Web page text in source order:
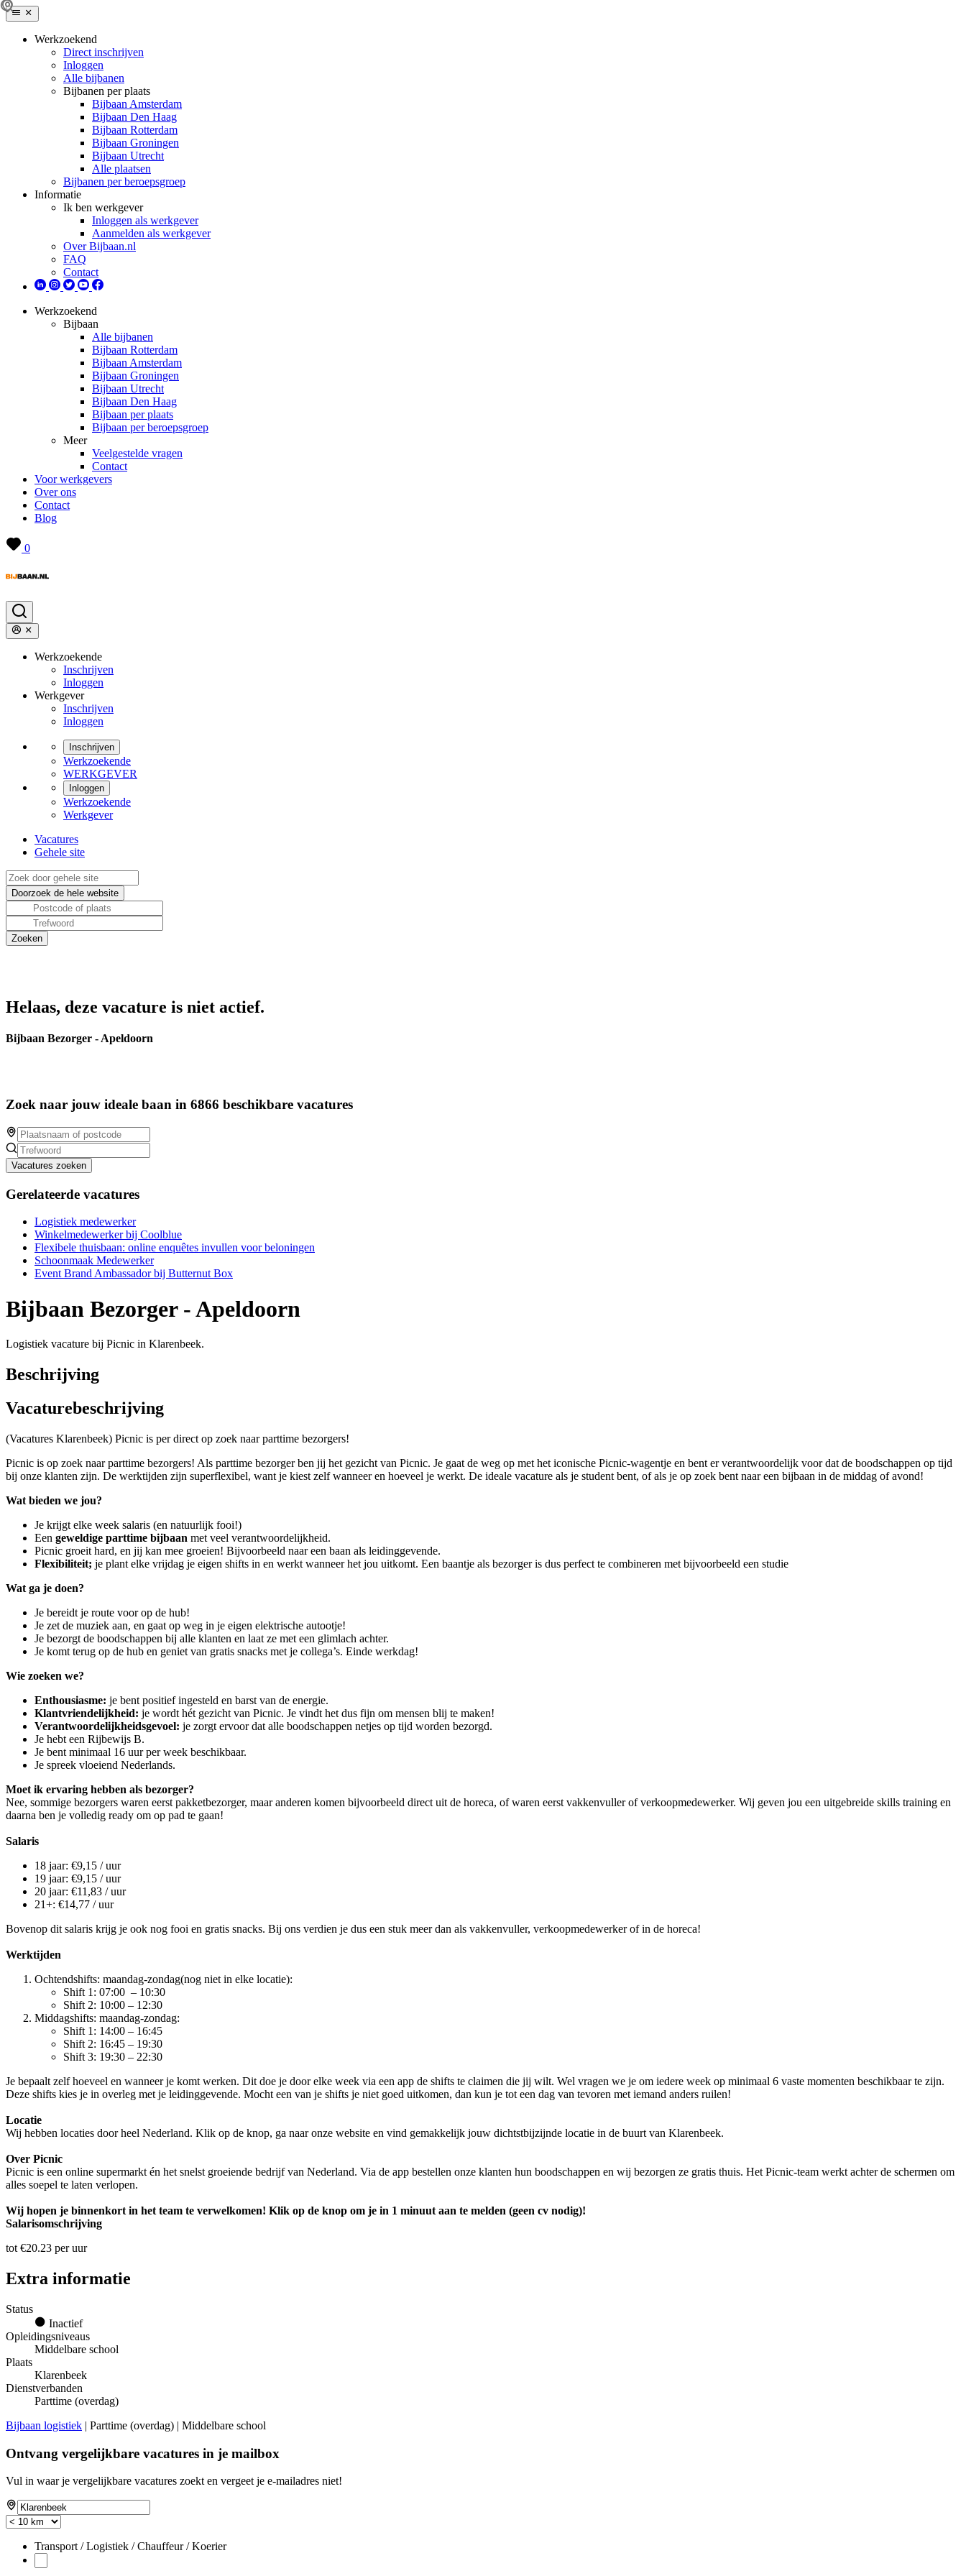
Werkzoekend
Direct inschrijven
Inloggen
Alle bijbanen
Bijbanen per plaats
Bijbaan Amsterdam
Bijbaan Den Haag
Bijbaan Rotterdam
Bijbaan Groningen
Bijbaan Utrecht
Alle plaatsen
Bijbanen per beroepsgroep
Informatie
Ik ben werkgever
Inloggen als werkgever
Aanmelden als werkgever
Over Bijbaan.nl
FAQ
Contact
Werkzoekend
Bijbaan
Alle bijbanen
Bijbaan Rotterdam
Bijbaan Amsterdam
Bijbaan Groningen
Bijbaan Utrecht
Bijbaan Den Haag
Bijbaan per plaats
Bijbaan per beroepsgroep
Meer
Veelgestelde vragen
Contact
Voor werkgevers
Over ons
Contact
Blog
0
Werkzoekende
Inschrijven
Inloggen
Werkgever
Inschrijven
Inloggen
Inschrijven
Werkzoekende
WERKGEVER
Inloggen
Werkzoekende
Werkgever
Vacatures
Gehele site
Helaas, deze vacature is niet actief.
Bijbaan Bezorger - Apeldoorn
Zoek naar jouw ideale baan in 6866 beschikbare vacatures
Vacatures zoeken
Gerelateerde vacatures
Logistiek medewerker
Winkelmedewerker bij Coolblue
Flexibele thuisbaan: online enquêtes invullen voor beloningen
Schoonmaak Medewerker
Event Brand Ambassador bij Butternut Box
Bijbaan Bezorger - Apeldoorn
Logistiek vacature bij Picnic in Klarenbeek.
Beschrijving
Vacaturebeschrijving
(Vacatures Klarenbeek) Picnic is per direct op zoek naar parttime bezorgers!
Picnic is op zoek naar parttime bezorgers! Als parttime bezorger ben jij het gezicht van Picnic. Je gaat de weg op met het iconische Picnic-wagentje en bent er verantwoordelijk voor dat de boodschappen op tijd
bij onze klanten zijn. De werktijden zijn superflexibel, want je kiest zelf wanneer en hoeveel je werkt. De ideale vacature als je student bent, of als je op zoek bent naar een bijbaan in de middag of avond!
Wat bieden we jou?
Je krijgt elke week salaris (en natuurlijk fooi!)
Een geweldige parttime bijbaan met veel verantwoordelijkheid.
Picnic groeit hard, en jij kan mee groeien! Bijvoorbeeld naar een baan als leidinggevende.
Flexibiliteit; je plant elke vrijdag je eigen shifts in en werkt wanneer het jou uitkomt. Een baantje als bezorger is dus perfect te combineren met bijvoorbeeld een studie
Wat ga je doen?
Je bereidt je route voor op de hub!
Je zet de muziek aan, en gaat op weg in je eigen elektrische autootje!
Je bezorgt de boodschappen bij alle klanten en laat ze met een glimlach achter.
Je komt terug op de hub en geniet van gratis snacks met je collega’s. Einde werkdag!
Wie zoeken we?
Enthousiasme: je bent positief ingesteld en barst van de energie.
Klantvriendelijkheid: je wordt hét gezicht van Picnic. Je vindt het dus fijn om mensen blij te maken!
Verantwoordelijkheidsgevoel: je zorgt ervoor dat alle boodschappen netjes op tijd worden bezorgd.
Je hebt een Rijbewijs B.
Je bent minimaal 16 uur per week beschikbaar.
Je spreek vloeiend Nederlands.
Moet ik ervaring hebben als bezorger?
Nee, sommige bezorgers waren eerst pakketbezorger, maar anderen komen bijvoorbeeld direct uit de horeca, of waren eerst vakkenvuller of verkoopmedewerker. Wij geven jou een uitgebreide skills training en
daarna ben je volledig ready om op pad te gaan!
Salaris
18 jaar: €9,15 / uur
19 jaar: €9,15 / uur
20 jaar: €11,83 / uur
21+: €14,77 / uur
Bovenop dit salaris krijg je ook nog fooi en gratis snacks. Bij ons verdien je dus een stuk meer dan als vakkenvuller, verkoopmedewerker of in de horeca!
Werktijden
Ochtendshifts: maandag-zondag(nog niet in elke locatie):
Shift 1: 07:00 – 10:30
Shift 2: 10:00 – 12:30
Middagshifts: maandag-zondag:
Shift 1: 14:00 – 16:45
Shift 2: 16:45 – 19:30
Shift 3: 19:30 – 22:30
Je bepaalt zelf hoeveel en wanneer je komt werken. Dit doe je door elke week via een app de shifts te claimen die jij wilt. Wel vragen we je om iedere week op minimaal 6 vaste momenten beschikbaar te zijn.
Deze shifts kies je in overleg met je leidinggevende. Mocht een van je shifts je niet goed uitkomen, dan kun je tot een dag van tevoren met iemand anders ruilen!
Locatie
Wij hebben locaties door heel Nederland. Klik op de knop, ga naar onze website en vind gemakkelijk jouw dichtstbijzijnde locatie in de buurt van Klarenbeek.
Over Picnic
Picnic is een online supermarkt én het snelst groeiende bedrijf van Nederland. Via de app bestellen onze klanten hun boodschappen en wij bezorgen ze gratis thuis. Het Picnic-team werkt achter de schermen om
alles soepel te laten verlopen.
Wij hopen je binnenkort in het team te verwelkomen! Klik op de knop om je in 1 minuut aan te melden (geen cv nodig)!
Salarisomschrijving
tot €20.23 per uur
Extra informatie
Status
Inactief
Opleidingsniveaus
Middelbare school
Plaats
Klarenbeek
Dienstverbanden
Parttime (overdag)
Bijbaan logistiek | Parttime (overdag) | Middelbare school
Ontvang vergelijkbare vacatures in je mailbox
Vul in waar je vergelijkbare vacatures zoekt en vergeet je e-mailadres niet!
If
you
are
human,
Transport / Logistiek / Chauffeur / Koerier